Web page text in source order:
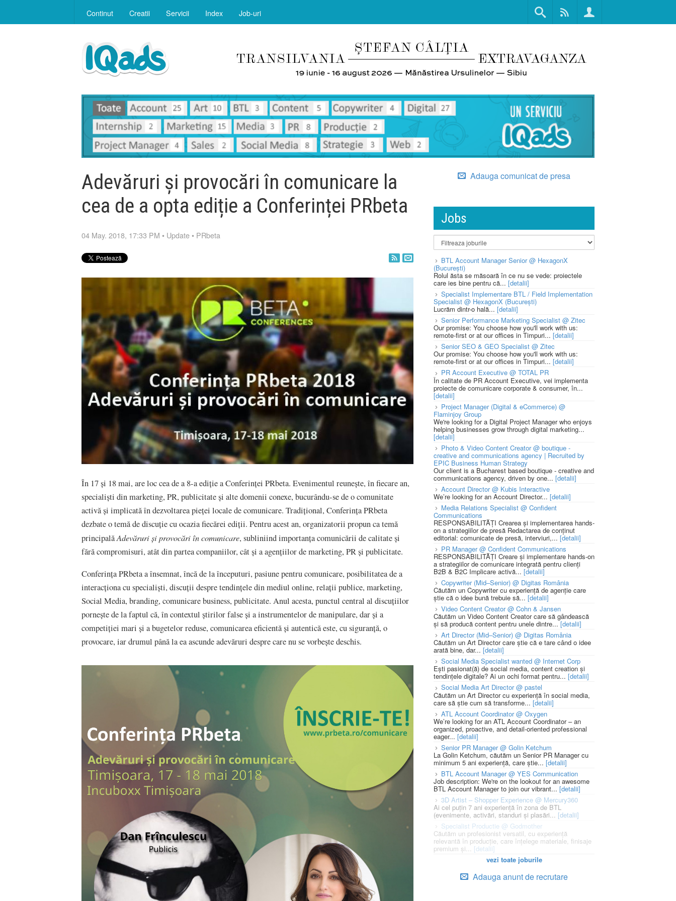
Continut Creatii Servicii Index Job-uri
Adevăruri și provocări în comunicare la
cea de a opta ediție a Conferinței PRbeta
04 May. 2018, 17:33 PM • Update • PRbeta
În 17 și 18 mai, are loc cea de a 8-a ediție a Conferinței PRbeta. Evenimentul reunește, în fiecare an,
specialiști din marketing, PR, publicitate și alte domenii conexe, bucurându-se de o comunitate
activă și implicată în dezvoltarea pieței locale de comunicare. Tradițional, Conferința PRbeta
dezbate o temă de discuție cu ocazia fiecărei ediții. Pentru acest an, organizatorii propun ca temă
principalăAdevăruri și provocări în comunicare, subliniind importanța comunicării de calitate și
fără compromisuri, atât din partea companiilor, cât și a agențiilor de marketing, PR și publicitate.
Conferinţa PRbeta a însemnat, încă de la începuturi, pasiune pentru comunicare, posibilitatea de a
interacţiona cu specialişti, discuţii despre tendințele din mediul online, relaţii publice, marketing,
Social Media, branding, comunicare business, publicitate. Anul acesta, punctul central al discuțiilor
pornește de la faptul că, în contextul știrilor false și a instrumentelor de manipulare, dar și a
competiției mari și a bugetelor reduse, comunicarea eficientă și autentică este, cu siguranță, o
provocare, iar drumul până la ea ascunde adevăruri despre care nu se vorbește deschis.
Adauga comunicat de presa
Jobs
BTL Account Manager Senior @ HexagonX
(București)
Rolul ăsta se măsoară în ce nu se vede: proiectele
care ies bine pentru că... [detalii]
Specialist Implementare BTL / Field Implementation
Specialist @ HexagonX (București)
Lucrăm dintr-o hală... [detalii]
Senior Performance Marketing Specialist @ Zitec
Our promise: You choose how you'll work with us:
remote-first or at our offices in Timpuri... [detalii]
Senior SEO & GEO Specialist @ Zitec
Our promise: You choose how you'll work with us:
remote-first or at our offices in Timpuri... [detalii]
PR Account Executive @ TOTAL PR
În calitate de PR Account Executive, vei implementa
proiecte de comunicare corporate & consumer, în...
[detalii]
Project Manager (Digital & eCommerce) @
Flaminjoy Group
We're looking for a Digital Project Manager who enjoys
helping businesses grow through digital marketing...
[detalii]
Photo & Video Content Creator @ boutique -
creative and communications agency | Recruited by
EPIC Business Human Strategy
Our client is a Bucharest based boutique - creative and
communications agency, driven by one... [detalii]
Account Director @ Kubis Interactive
We’re looking for an Account Director... [detalii]
Media Relations Specialist @ Confident
Communications
RESPONSABILITĂȚI Crearea și implementarea hands-
on a strategiilor de presă Redactarea de conținut
editorial: comunicate de presă, interviuri,... [detalii]
PR Manager @ Confident Communications
RESPONSABILITĂȚI Creare și implementare hands-on
a strategiilor de comunicare integrată pentru clienți
B2B & B2C Implicare activă... [detalii]
Copywriter (Mid–Senior) @ Digitas România
Căutăm un Copywriter cu experiență de agenție care
știe că o idee bună trebuie să... [detalii]
Video Content Creator @ Cohn & Jansen
Căutăm un Video Content Creator care să gândească
și să producă content pentru unele dintre... [detalii]
Art Director (Mid–Senior) @ Digitas România
Căutăm un Art Director care știe că e tare când o idee
arată bine, dar... [detalii]
Social Media Specialist wanted @ Internet Corp
Ești pasionat(ă) de social media, content creation și
tendințele digitale? Ai un ochi format pentru... [detalii]
Social Media Art Director @ pastel
Căutăm un Art Director cu experiență în social media,
care să știe cum să transforme... [detalii]
ATL Account Coordinator @ Oxygen
We’re looking for an ATL Account Coordinator – an
organized, proactive, and detail-oriented professional
eager... [detalii]
Senior PR Manager @ Golin Ketchum
La Golin Ketchum, căutăm un Senior PR Manager cu
minimum 5 ani experiență, care știe... [detalii]
BTL Account Manager @ YES Communication
Job description: We're on the lookout for an awesome
BTL Account Manager to join our vibrant... [detalii]
3D Artist – Shopper Experience @ Mercury360
Ai cel puțin 7 ani experiență în zona de BTL
(evenimente, activări, standuri și plasări... [detalii]
Specialist Productie @ Godmother
Căutăm un profesionist versatil, cu experiență
relevantă în producție, care înțelege materiale, finisaje
premium și... [detalii]
vezi toate joburile
Adauga anunt de recrutare